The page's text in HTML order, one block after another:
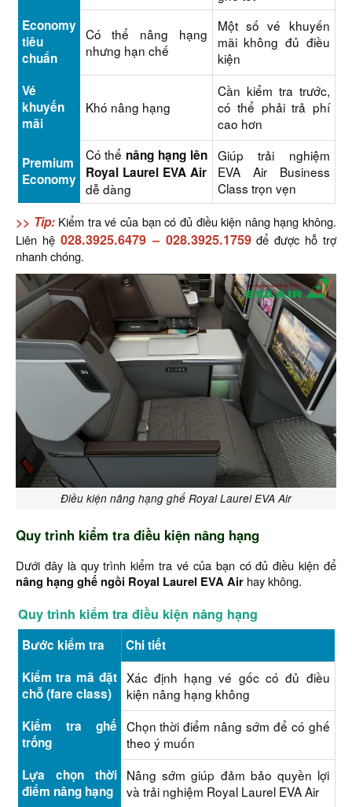
Economy
tiêu
chuẩn
Có thể nâng hạng
nhưng hạn chế
Một số vé khuyến
mãi không đủ điều
kiện
Vé
khuyến
mãi
Khó nâng hạng
Cần kiểm tra trước,
có thể phải trả phí
cao hơn
Premium
Economy
Có thể nâng hạng lên
Royal Laurel EVA Air
dễ dàng
Giúp trải nghiệm
EVA Air Business
Class trọn vẹn
>> Tip: Kiểm tra vé của bạn có đủ điều kiện nâng hạng không.
Liên hệ 028.3925.6479– 028.3925.1759để được hỗ trợ
nhanh chóng.
Điều kiện nâng hạng ghế Royal Laurel EVA Air
Quy trình kiểm tra điều kiện nâng hạng
Dưới đây là quy trình kiểm tra vé của bạn có đủ điều kiện để
nâng hạng ghế ngồi Royal Laurel EVA Air hay không.
Quy trình kiểm tra điều kiện nâng hạng
Bước kiểm tra
Chi tiết
Kiểm tra mã đặt
chỗ (fare class)
Xác định hạng vé gốc có đủ điều
kiện nâng hạng không
Kiểm tra ghế
trống
Chọn thời điểm nâng sớm để có ghế
theo ý muốn
Lựa chọn thời
điểm nâng hạng
Nâng sớm giúp đảm bảo quyền lợi
và trải nghiệm Royal Laurel EVA Air